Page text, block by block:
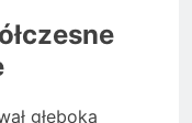
głęboką